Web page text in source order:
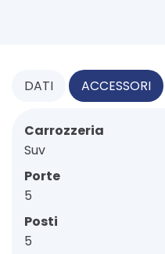
DATI ACCESSORI
Carrozzeria
Suv
Porte
5
Posti
5